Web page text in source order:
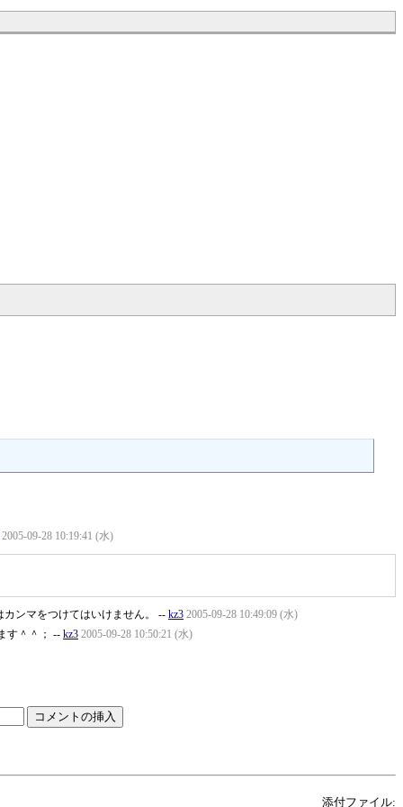
2005-09-28 10:19:41 (水)
ンマをつけてはいけません。 -- kz3 2005-09-28 10:49:09 (水)
す＾＾； -- kz3 2005-09-28 10:50:21 (水)
添付ファイル: